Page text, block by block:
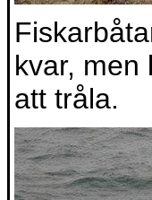
kvar, men
att tråla.